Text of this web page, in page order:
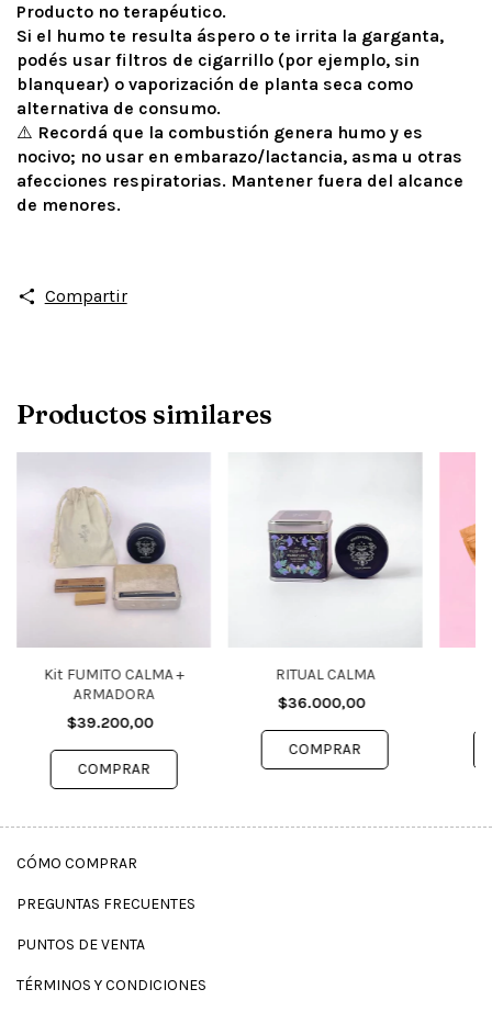
Producto no terapéutico.
Si el humo te resulta áspero o te irrita la garganta,
podés usar filtros de cigarrillo (por ejemplo, sin
blanquear) o vaporización de planta seca como
alternativa de consumo.
⚠️ Recordá que la combustión genera humo y es
nocivo; no usar en embarazo/lactancia, asma u otras
afecciones respiratorias. Mantener fuera del alcance
de menores.
Compartir
Productos similares
Kit FUMITO CALMA +
ARMADORA
$39.200,00
RITUAL CALMA
$36.000,00
CÓMO COMPRAR
PREGUNTAS FRECUENTES
PUNTOS DE VENTA
TÉRMINOS Y CONDICIONES